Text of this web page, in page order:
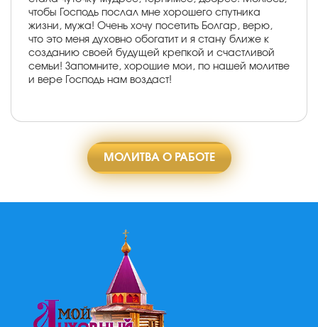
чтобы Господь послал мне хорошего спутника
жизни, мужа! Очень хочу посетить Болгар, верю,
что это меня духовно обогатит и я стану ближе к
созданию своей будущей крепкой и счастливой
семьи! Запомните, хорошие мои, по нашей молитве
и вере Господь нам воздаст!
МОЛИТВА О РАБОТЕ